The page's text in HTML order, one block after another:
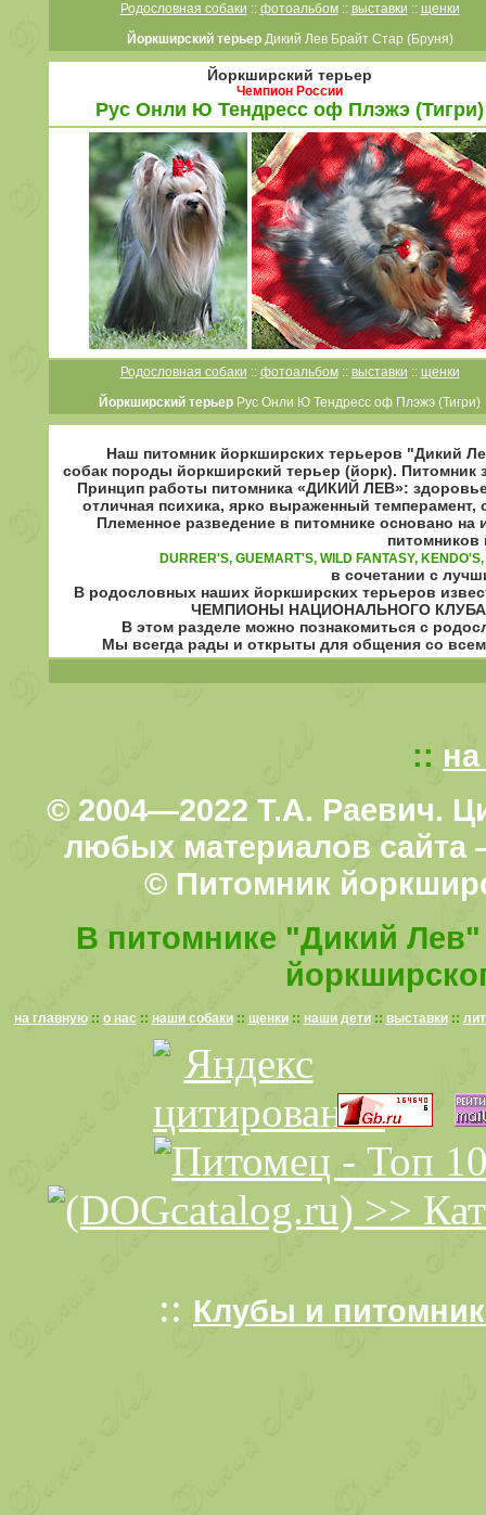
Родословная собаки :: фотоальбом:: выставки :: щенки
Йоркширский терьерДикий Лев Брайт Стар (Бруня)
Йоркширский терьер
Чемпион России
Рус Онли Ю Тендресс оф Плэжэ (Тигри)
Родословная собаки :: фотоальбом:: выставки :: щенки
Йоркширский терьер Рус Онли Ю Тендресс оф Плэжэ (Тигри)
Наш питомник йоркширских терьеров "Дикий
собак породы йоркширский терьер (йорк).
Принцип работы питомника «ДИКИЙ ЛЕВ»:
отличная психика, ярко выраженный
Племенное разведение в питомнике основано
DURRER'S, GUEMART'S, WILD FANTASY,
в сочетании с
В родословных наших йоркширских терьеров
ЧЕМПИОНЫ НАЦИОНАЛЬНОГО
В этом разделе можно познакомиться с
Мы всегда рады и открыты для общения со
::
© 2004—2022 Т.А. Раевич.
любых материалов сайта
© Питомник
В питомнике "Дикий
на главную:: о нас :: наши собаки:: щенки:: наши дети:: выставки::
:: Клубы и